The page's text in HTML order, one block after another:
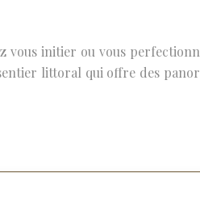
initier ou vous
littoral qui offre des